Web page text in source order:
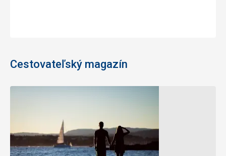
Cestovateľský magazín